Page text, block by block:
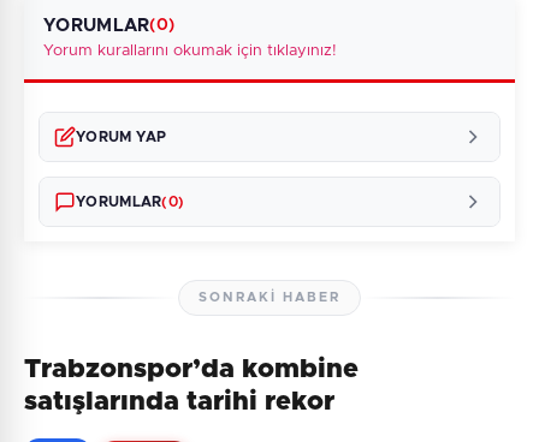
YORUMLAR(0)
Yorum kurallarını okumak için tıklayınız!
YORUM YAP
YORUMLAR(0)
Henüz yorum yapılmamış. İlk yorumu siz yapın!
SONRAKI HABER
Trabzonspor’da kombine
satışlarında tarihi rekor